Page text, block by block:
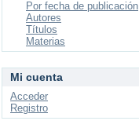
Por fecha de publicación
Autores
Títulos
Materias
Mi cuenta
Acceder
Registro